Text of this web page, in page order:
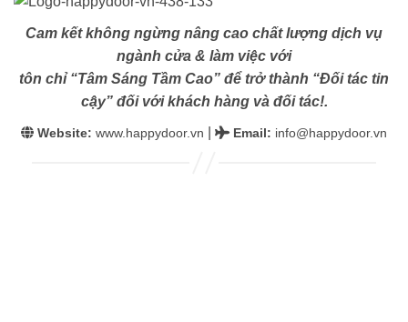
Cam kết không ngừng nâng cao chất lượng dịch vụ
ngành cửa & làm việc với
tôn chỉ “Tâm Sáng Tầm Cao” để trở thành “Đối tác tin
cậy” đối với khách hàng và đối tác!.
Website: www.happydoor.vn Email: info@happydoor.vn